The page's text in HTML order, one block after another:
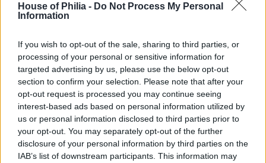
House of Philia - Do Not Process My Personal
Information
If you wish to opt-out of the sale, sharing to third parties, or
processing of your personal or sensitive information for
targeted advertising by us, please use the below opt-out
section to confirm your selection. Please note that after your
opt-out request is processed you may continue seeing
interest-based ads based on personal information utilized by
us or personal information disclosed to third parties prior to
your opt-out. You may separately opt-out of the further
disclosure of your personal information by third parties on the
IAB’s list of downstream participants. This information may